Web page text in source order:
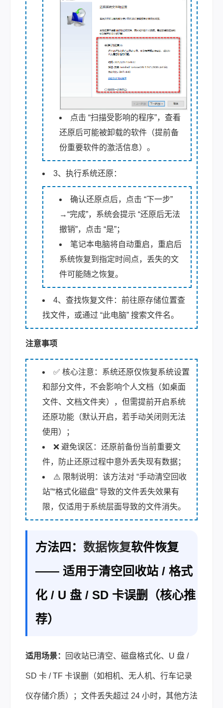
点击 “扫描受影响的程序”，查看
还原后可能被卸载的软件（提前备
份重要软件的激活信息）。
3、执行系统还原：
确认还原点后，点击 “下一步”
→“完成”，系统会提示 “还原后无法
撤销”，点击 “是”；
笔记本电脑将自动重启，重启后
系统恢复到指定时间点，丢失的文
件可能随之恢复。
4、查找恢复文件：前往原存储位置查
找文件，或通过 “此电脑” 搜索文件名。
注意事项
✅ 核心注意：系统还原仅恢复系统设置
和部分文件，不会影响个人文档（如桌面
文件、文档文件夹），但需提前开启系统
还原功能（默认开启，若手动关闭则无法
使用）；
❌ 避免误区：还原前备份当前重要文
件，防止还原过程中意外丢失现有数据；
⚠️ 限制说明：该方法对 “手动清空回收
站”“格式化磁盘” 导致的文件丢失效果有
限，仅适用于系统层面导致的文件消失。
方法四： 数据恢复软件恢复
—— 适用于清空回收站 / 格式
化 / U 盘 / SD 卡误删（核心推
荐）
适用场景： 回收站已清空、磁盘格式化、U 盘 /
SD 卡 / TF 卡误删（如相机、无人机、行车记录
仪存储介质）；文件丢失超过 24 小时，其他方法